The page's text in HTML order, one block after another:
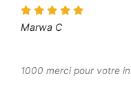
Marwa C
1000 merci pour votre